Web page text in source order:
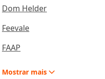
Dom Helder
Feevale
FAAP
Mostrar mais